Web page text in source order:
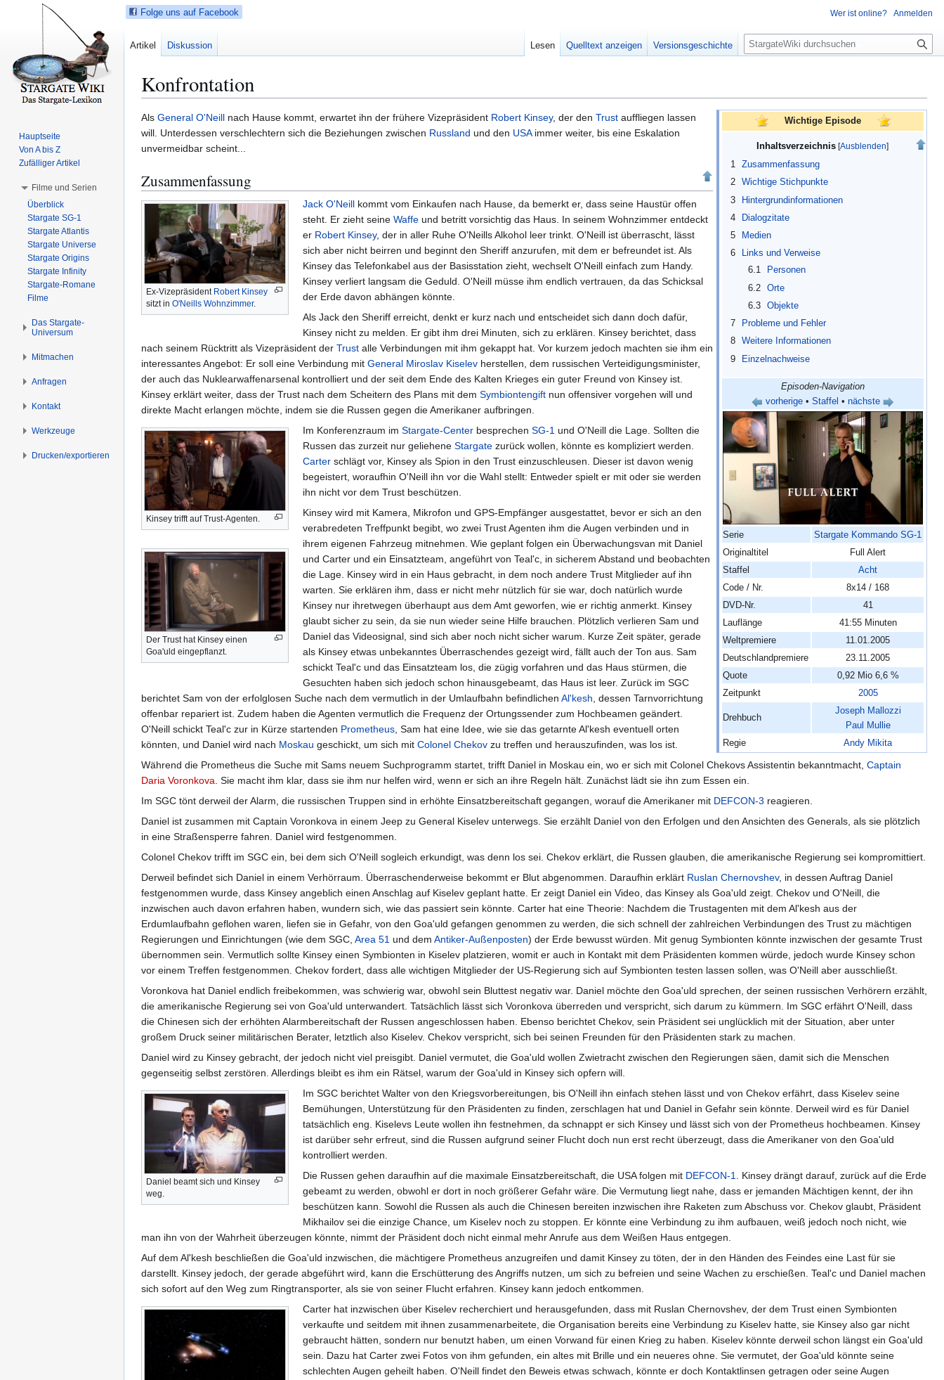
Konfrontation
Z
u
r
a
v
o
s
r
i
n
g
e
n
Z
u
r
u
c
p
g
n
Wichtige Episode
Inhaltsverzeichnis
1
Zusammenfassung
2
Wichtige Stichpunkte
3
Hintergrundinformationen
4
Dialogzitate
5
Medien
6
Links und Verweise
6.1
Personen
6.2
Orte
6.3
Objekte
7
Probleme und Fehler
8
Weitere Informationen
9
Einzelnachweise
Episoden-Navigation
vorherige • Staffel • nächste
Serie
Stargate Kommando SG-1
Originaltitel
Full Alert
Staffel
Acht
Code / Nr.
8x14 / 168
DVD-Nr.
41
Lauflänge
41:55 Minuten
Weltpremiere
11.01.2005
Deutschlandpremiere
23.11.2005
Quote
0,92 Mio 6,6 %
Zeitpunkt
2005
Drehbuch
Joseph Mallozzi
Paul Mullie
Regie
Andy Mikita
Als General O'Neill nach Hause kommt, erwartet ihn der frühere Vizepräsident Robert Kinsey, der den Trust auffliegen lassen
will. Unterdessen verschlechtern sich die Beziehungen zwischen Russland und den USAimmer weiter, bis eine Eskalation
unvermeidbar scheint...
Zusammenfassung
Ex-Vizepräsident Robert Kinsey
sitzt in O'Neills Wohnzimmer.
Jack O'Neillkommt vom Einkaufen nach Hause, da bemerkt er, dass seine Haustür offen
steht. Er zieht seine Waffeund betritt vorsichtig das Haus. In seinem Wohnzimmer entdeckt
er Robert Kinsey, der in aller Ruhe O'Neills Alkohol leer trinkt. O'Neill ist überrascht, lässt
sich aber nicht beirren und beginnt den Sheriff anzurufen, mit dem er befreundet ist. Als
Kinsey das Telefonkabel aus der Basisstation zieht, wechselt O'Neill einfach zum Handy.
Kinsey verliert langsam die Geduld. O'Neill müsse ihm endlich vertrauen, da das Schicksal
der Erde davon abhängen könnte.
Als Jack den Sheriff erreicht, denkt er kurz nach und entscheidet sich dann doch dafür,
Kinsey nicht zu melden. Er gibt ihm drei Minuten, sich zu erklären. Kinsey berichtet, dass
nach seinem Rücktritt als Vizepräsident der Trust alle Verbindungen mit ihm gekappt hat. Vor kurzem jedoch machten sie ihm ein
interessantes Angebot: Er soll eine Verbindung mit General Miroslav Kiselev herstellen, dem russischen Verteidigungsminister,
der auch das Nuklearwaffenarsenal kontrolliert und der seit dem Ende des Kalten Krieges ein guter Freund von Kinsey ist.
Kinsey erklärt weiter, dass der Trust nach dem Scheitern des Plans mit dem Symbiontengift nun offensiver vorgehen will und
direkte Macht erlangen möchte, indem sie die Russen gegen die Amerikaner aufbringen.
Kinsey trifft auf Trust-Agenten.
Im Konferenzraum im Stargate-Centerbesprechen SG-1und O'Neill die Lage. Sollten die
Russen das zurzeit nur geliehene Stargatezurück wollen, könnte es kompliziert werden.
Carterschlägt vor, Kinsey als Spion in den Trust einzuschleusen. Dieser ist davon wenig
begeistert, woraufhin O'Neill ihn vor die Wahl stellt: Entweder spielt er mit oder sie werden
ihn nicht vor dem Trust beschützen.
Der Trust hat Kinsey einen
Goa'uld eingepflanzt.
Kinsey wird mit Kamera, Mikrofon und GPS-Empfänger ausgestattet, bevor er sich an den
verabredeten Treffpunkt begibt, wo zwei Trust Agenten ihm die Augen verbinden und in
ihrem eigenen Fahrzeug mitnehmen. Wie geplant folgen ein Überwachungsvan mit Daniel
und Carter und ein Einsatzteam, angeführt von Teal'c, in sicherem Abstand und beobachten
die Lage. Kinsey wird in ein Haus gebracht, in dem noch andere Trust Mitglieder auf ihn
warten. Sie erklären ihm, dass er nicht mehr nützlich für sie war, doch natürlich wurde
Kinsey nur ihretwegen überhaupt aus dem Amt geworfen, wie er richtig anmerkt. Kinsey
glaubt sicher zu sein, da sie nun wieder seine Hilfe brauchen. Plötzlich verlieren Sam und
Daniel das Videosignal, sind sich aber noch nicht sicher warum. Kurze Zeit später, gerade
als Kinsey etwas unbekanntes Überraschendes gezeigt wird, fällt auch der Ton aus. Sam
schickt Teal'c und das Einsatzteam los, die zügig vorfahren und das Haus stürmen, die
Gesuchten haben sich jedoch schon hinausgebeamt, das Haus ist leer. Zurück im SGC
berichtet Sam von der erfolglosen Suche nach dem vermutlich in der Umlaufbahn befindlichen Al'kesh, dessen Tarnvorrichtung
offenbar repariert ist. Zudem haben die Agenten vermutlich die Frequenz der Ortungssender zum Hochbeamen geändert.
O'Neill schickt Teal'c zur in Kürze startenden Prometheus, Sam hat eine Idee, wie sie das getarnte Al'kesh eventuell orten
könnten, und Daniel wird nach Moskau geschickt, um sich mit Colonel Chekov zu treffen und herauszufinden, was los ist.
Während die Prometheus die Suche mit Sams neuem Suchprogramm startet, trifft Daniel in Moskau ein, wo er sich mit Colonel Chekovs Assistentin bekanntmacht, Captain
Daria Voronkova. Sie macht ihm klar, dass sie ihm nur helfen wird, wenn er sich an ihre Regeln hält. Zunächst lädt sie ihn zum Essen ein.
Im SGC tönt derweil der Alarm, die russischen Truppen sind in erhöhte Einsatzbereitschaft gegangen, worauf die Amerikaner mit DEFCON-3 reagieren.
Daniel ist zusammen mit Captain Voronkova in einem Jeep zu General Kiselev unterwegs. Sie erzählt Daniel von den Erfolgen und den Ansichten des Generals, als sie plötzlich
in eine Straßensperre fahren. Daniel wird festgenommen.
Colonel Chekov trifft im SGC ein, bei dem sich O'Neill sogleich erkundigt, was denn los sei. Chekov erklärt, die Russen glauben, die amerikanische Regierung sei kompromittiert.
Derweil befindet sich Daniel in einem Verhörraum. Überraschenderweise bekommt er Blut abgenommen. Daraufhin erklärt Ruslan Chernovshev, in dessen Auftrag Daniel
festgenommen wurde, dass Kinsey angeblich einen Anschlag auf Kiselev geplant hatte. Er zeigt Daniel ein Video, das Kinsey als Goa'uld zeigt. Chekov und O'Neill, die
inzwischen auch davon erfahren haben, wundern sich, wie das passiert sein könnte. Carter hat eine Theorie: Nachdem die Trustagenten mit dem Al'kesh aus der
Erdumlaufbahn geflohen waren, liefen sie in Gefahr, von den Goa'uld gefangen genommen zu werden, die sich schnell der zahlreichen Verbindungen des Trust zu mächtigen
Regierungen und Einrichtungen (wie dem SGC, Area 51 und dem Antiker-Außenposten) der Erde bewusst würden. Mit genug Symbionten könnte inzwischen der gesamte Trust
übernommen sein. Vermutlich sollte Kinsey einen Symbionten in Kiselev platzieren, womit er auch in Kontakt mit dem Präsidenten kommen würde, jedoch wurde Kinsey schon
vor einem Treffen festgenommen. Chekov fordert, dass alle wichtigen Mitglieder der US-Regierung sich auf Symbionten testen lassen sollen, was O'Neill aber ausschließt.
Voronkova hat Daniel endlich freibekommen, was schwierig war, obwohl sein Bluttest negativ war. Daniel möchte den Goa'uld sprechen, der seinen russischen Verhörern erzählt,
die amerikanische Regierung sei von Goa'uld unterwandert. Tatsächlich lässt sich Voronkova überreden und verspricht, sich darum zu kümmern. Im SGC erfährt O'Neill, dass
die Chinesen sich der erhöhten Alarmbereitschaft der Russen angeschlossen haben. Ebenso berichtet Chekov, sein Präsident sei unglücklich mit der Situation, aber unter
großem Druck seiner militärischen Berater, letztlich also Kiselev. Chekov verspricht, sich bei seinen Freunden für den Präsidenten stark zu machen.
Daniel wird zu Kinsey gebracht, der jedoch nicht viel preisgibt. Daniel vermutet, die Goa'uld wollen Zwietracht zwischen den Regierungen säen, damit sich die Menschen
gegenseitig selbst zerstören. Allerdings bleibt es ihm ein Rätsel, warum der Goa'uld in Kinsey sich opfern will.
Daniel beamt sich und Kinsey
weg.
Im SGC berichtet Walter von den Kriegsvorbereitungen, bis O'Neill ihn einfach stehen lässt und von Chekov erfährt, dass Kiselev seine
Bemühungen, Unterstützung für den Präsidenten zu finden, zerschlagen hat und Daniel in Gefahr sein könnte. Derweil wird es für Daniel
tatsächlich eng. Kiselevs Leute wollen ihn festnehmen, da schnappt er sich Kinsey und lässt sich von der Prometheus hochbeamen. Kinsey
ist darüber sehr erfreut, sind die Russen aufgrund seiner Flucht doch nun erst recht überzeugt, dass die Amerikaner von den Goa'uld
kontrolliert werden.
Die Russen gehen daraufhin auf die maximale Einsatzbereitschaft, die USA folgen mit DEFCON-1. Kinsey drängt darauf, zurück auf die Erde
gebeamt zu werden, obwohl er dort in noch größerer Gefahr wäre. Die Vermutung liegt nahe, dass er jemanden Mächtigen kennt, der ihn
beschützen kann. Sowohl die Russen als auch die Chinesen bereiten inzwischen ihre Raketen zum Abschuss vor. Chekov glaubt, Präsident
Mikhailov sei die einzige Chance, um Kiselev noch zu stoppen. Er könnte eine Verbindung zu ihm aufbauen, weiß jedoch noch nicht, wie
man ihn von der Wahrheit überzeugen könnte, nimmt der Präsident doch nicht einmal mehr Anrufe aus dem Weißen Haus entgegen.
Auf dem Al'kesh beschließen die Goa'uld inzwischen, die mächtigere Prometheus anzugreifen und damit Kinsey zu töten, der in den Händen des Feindes eine Last für sie
darstellt. Kinsey jedoch, der gerade abgeführt wird, kann die Erschütterung des Angriffs nutzen, um sich zu befreien und seine Wachen zu erschießen. Teal'c und Daniel machen
sich sofort auf den Weg zum Ringtransporter, als sie von seiner Flucht erfahren. Kinsey kann jedoch entkommen.
Carter hat inzwischen über Kiselev recherchiert und herausgefunden, dass mit Ruslan Chernovshev, der dem Trust einen Symbionten
verkaufte und seitdem mit ihnen zusammenarbeitete, die Organisation bereits eine Verbindung zu Kiselev hatte, sie Kinsey also gar nicht
gebraucht hätten, sondern nur benutzt haben, um einen Vorwand für einen Krieg zu haben. Kiselev könnte derweil schon längst ein Goa'uld
sein. Dazu hat Carter zwei Fotos von ihm gefunden, ein altes mit Brille und ein neueres ohne. Sie vermutet, der Goa'uld könnte seine
schlechten Augen geheilt haben. O'Neill findet den Beweis etwas schwach, könnte er doch Kontaktlinsen getragen oder seine Augen
Folge uns auf Facebook Wer ist online? Anmelden
Artikel Diskussion Lesen Quelltext anzeigen Versionsgeschichte
S
u
e
Hauptseite
Von A bis Z
Zufälliger Artikel
Filme und Serien
Überblick
Stargate SG-1
Stargate Atlantis
Stargate Universe
Stargate Origins
Stargate Infinity
Stargate-Romane
Filme
Das Stargate-
Universum
Mitmachen
Anfragen
Kontakt
Werkzeuge
Drucken/­exportieren